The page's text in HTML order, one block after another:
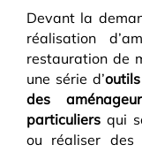
Devant la
réalisation
restauration de
une série d’
des
particuliers qui
ou réaliser des